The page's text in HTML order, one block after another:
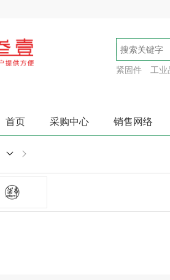
紧固件 工业
首页 采购中心 销售网络
浦帝